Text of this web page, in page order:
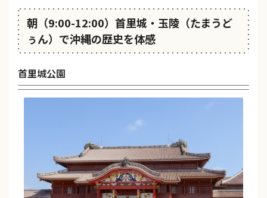
朝（9:00-12:00）首里城・玉陵（たまうど
ぅん）で沖縄の歴史を体感
首里城公園